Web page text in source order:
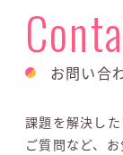
お問い合
課題を解決した
ご質問など、